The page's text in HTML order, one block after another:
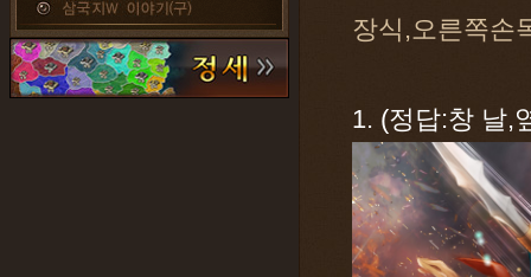
장식,오른쪽손
1. (정답:창 날,